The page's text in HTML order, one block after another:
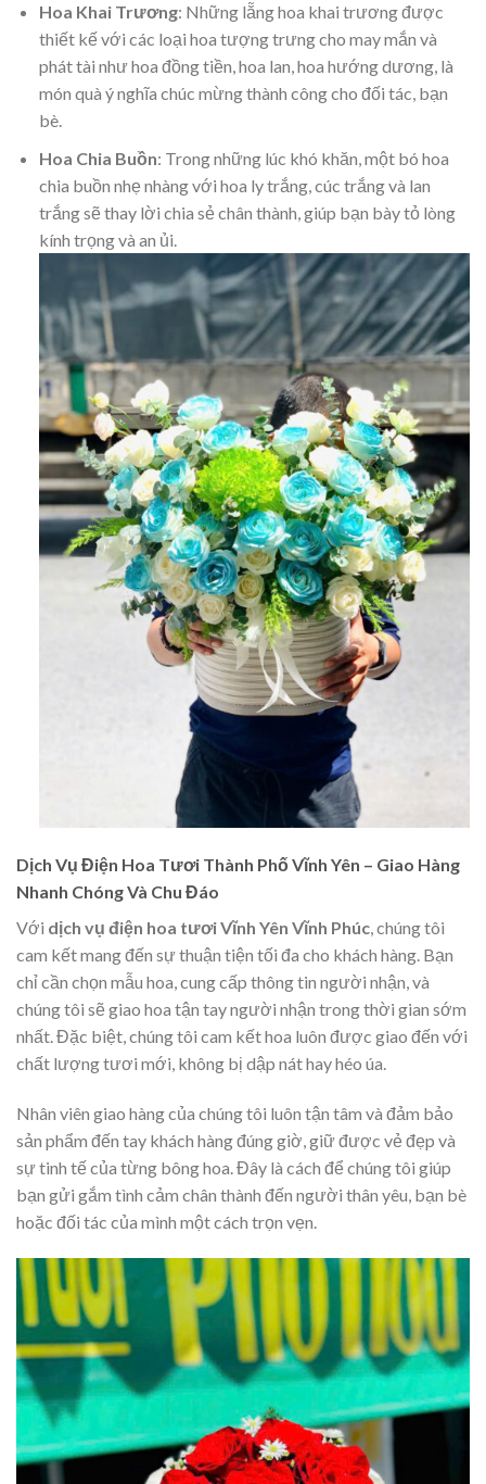
Hoa Khai Trương: Những lẵng hoa khai trương được
thiết kế với các loại hoa tượng trưng cho may mắn và
phát tài như hoa đồng tiền, hoa lan, hoa hướng dương, là
món quà ý nghĩa chúc mừng thành công cho đối tác, bạn
bè.
Hoa Chia Buồn: Trong những lúc khó khăn, một bó hoa
chia buồn nhẹ nhàng với hoa ly trắng, cúc trắng và lan
trắng sẽ thay lời chia sẻ chân thành, giúp bạn bày tỏ lòng
kính trọng và an ủi.
Dịch Vụ Điện Hoa Tươi Thành Phố Vĩnh Yên – Giao Hàng
Nhanh Chóng Và Chu Đáo
Với dịch vụ điện hoa tươi Vĩnh Yên Vĩnh Phúc, chúng tôi
cam kết mang đến sự thuận tiện tối đa cho khách hàng. Bạn
chỉ cần chọn mẫu hoa, cung cấp thông tin người nhận, và
chúng tôi sẽ giao hoa tận tay người nhận trong thời gian sớm
nhất. Đặc biệt, chúng tôi cam kết hoa luôn được giao đến với
chất lượng tươi mới, không bị dập nát hay héo úa.
Nhân viên giao hàng của chúng tôi luôn tận tâm và đảm bảo
sản phẩm đến tay khách hàng đúng giờ, giữ được vẻ đẹp và
sự tinh tế của từng bông hoa. Đây là cách để chúng tôi giúp
bạn gửi gắm tình cảm chân thành đến người thân yêu, bạn bè
hoặc đối tác của mình một cách trọn vẹn.